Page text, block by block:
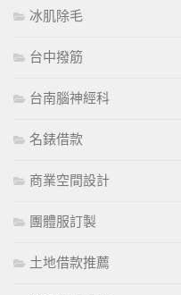
冰肌除毛
台中撥筋
台南腦神經科
名錶借款
商業空間設計
團體服訂製
土地借款推薦